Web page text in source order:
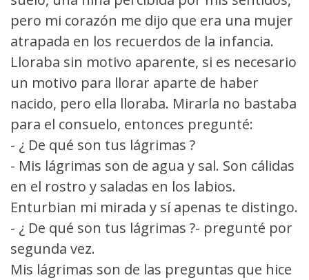
pero mi corazón me dijo que era una mujer
atrapada en los recuerdos de la infancia.
Lloraba sin motivo aparente, si es necesario
un motivo para llorar aparte de haber
nacido, pero ella lloraba. Mirarla no bastaba
para el consuelo, entonces pregunté:
- ¿ De qué son tus lágrimas ?
- Mis lágrimas son de agua y sal. Son cálidas
en el rostro y saladas en los labios.
Enturbian mi mirada y sí apenas te distingo.
- ¿ De qué son tus lágrimas ?- pregunté por
segunda vez.
Mis lágrimas son de las preguntas que hice